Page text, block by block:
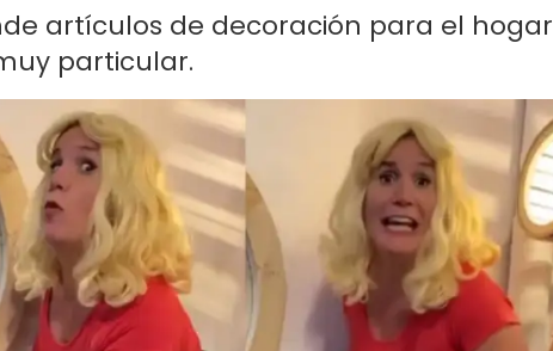
artículos de decoración para el hogar
particular.